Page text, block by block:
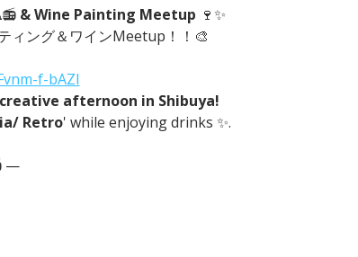
& Wine Painting Meetup 🍷✨
ィング＆ワインMeetup！！🎨
f-bAZI
afternoon in Shibuya!
Retro' while enjoying drinks ✨.
—